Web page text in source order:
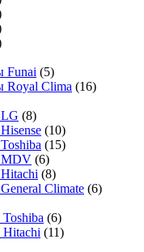
Funai (5)
Royal Clima (16)
(8)
(10)
(15)
MDV (6)
(8)
Climate (6)
(6)
(11)